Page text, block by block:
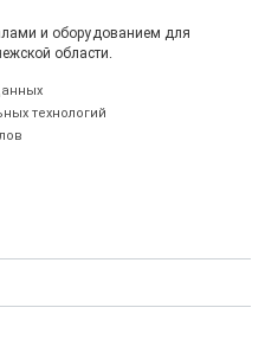
и оборудованием для
области.
технологий